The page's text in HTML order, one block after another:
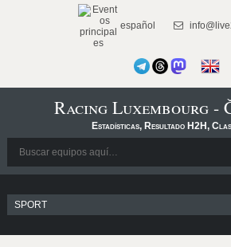
español
Racing Luxembourg -
Estadísticas, Resultado H2H,